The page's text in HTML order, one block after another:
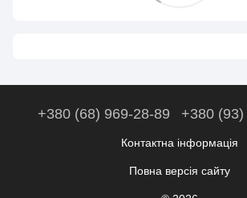
+380 (68) 969-28-89 +380
Контактна інформація
Повна версія сайту